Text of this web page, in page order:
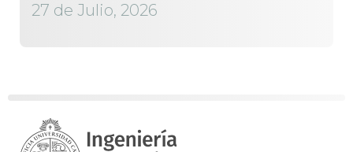
27 de Julio, 2026